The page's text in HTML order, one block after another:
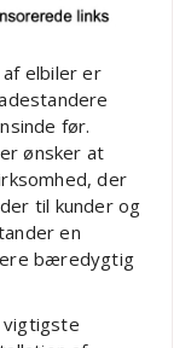
elbiler er
før.
ønsker at
der
til kunder og
en
bæredygtig
vigtigste